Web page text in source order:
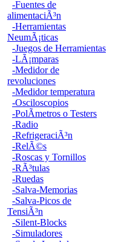
-Fuentes de
alimentaciÃ³n
-Herramientas
NeumÃ¡ticas
-Juegos de Herramientas
-LÃ¡mparas
-Medidor de
revoluciones
-Medidor temperatura
-Osciloscopios
-PolÃ­metros o Testers
-Radio
-RefrigeraciÃ³n
-RelÃ©s
-Roscas y Tornillos
-RÃ³tulas
-Ruedas
-Salva-Memorias
-Salva-Picos de
TensiÃ³n
-Silent-Blocks
-Simuladores